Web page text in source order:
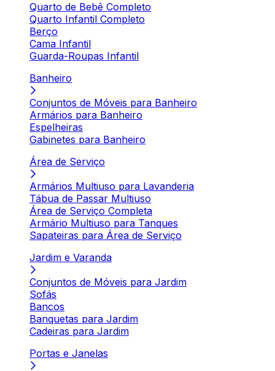
Quarto de Bebê Completo
Quarto Infantil Completo
Berço
Cama Infantil
Guarda-Roupas Infantil
Banheiro
Conjuntos de Móveis para Banheiro
Armários para Banheiro
Espelheiras
Gabinetes para Banheiro
Área de Serviço
Armários Multiuso para Lavanderia
Tábua de Passar Multiuso
Área de Serviço Completa
Armário Multiuso para Tanques
Sapateiras para Área de Serviço
Jardim e Varanda
Conjuntos de Móveis para Jardim
Sofás
Bancos
Banquetas para Jardim
Cadeiras para Jardim
Portas e Janelas